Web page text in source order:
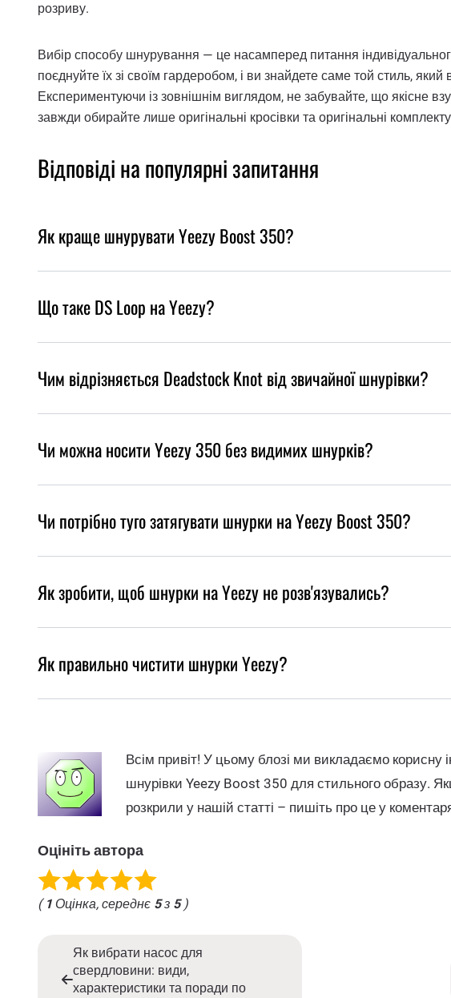
розриву.
Вибір способу шнурування — це насамперед питання
поєднуйте їх зі своїм гардеробом, і ви знайдете саме той стиль,
Експериментуючи із зовнішнім виглядом, не забувайте, що якісне
завжди обирайте лише оригінальні кросівки та оригінальні
Відповіді на популярні запитання
Як краще шнурувати Yeezy Boost 350?
Що таке DS Loop на Yeezy?
Чим відрізняється Deadstock Knot від звичайної шнурівки?
Чи можна носити Yeezy 350 без видимих шнурків?
Чи потрібно туго затягувати шнурки на Yeezy Boost 350?
Як зробити, щоб шнурки на Yeezy не розв'язувались?
Як правильно чистити шнурки Yeezy?
Всім привіт! У цьому блозі ми викладаємо
шнурівки Yeezy Boost 350 для стильного образу.
розкрили у нашій статті – пишіть про це у
Оцініть автора
( 1 Оцінка, середнє 5з 5)
Як вибрати насос для
свердловини: види,
характеристики та поради по